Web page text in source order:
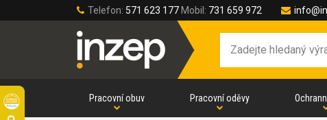
Telefon: 571 623 177 Mobil: 731 659 972
Pracovní obuv Pracovní oděvy